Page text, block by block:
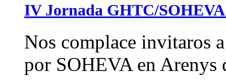
IV Jornada GHTC/
Nos complace invitaros
por SOHEVA en Arenys